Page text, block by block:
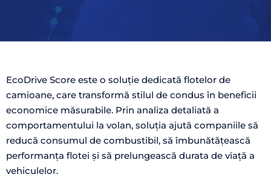
EcoDrive Score este o soluție dedicată flotelor de
camioane, care transformă stilul de condus în beneficii
economice măsurabile. Prin analiza detaliată a
comportamentului la volan, soluția ajută companiile să
reducă consumul de combustibil, să îmbunătățească
performanța flotei și să prelungească durata de viață a
vehiculelor.